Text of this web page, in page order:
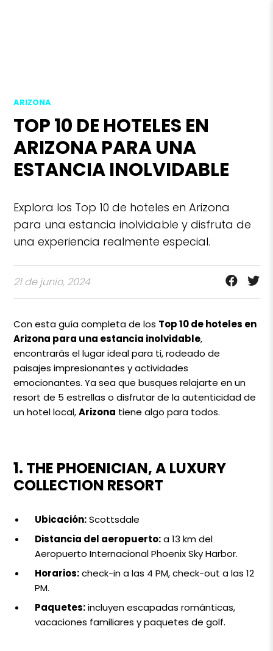
ARIZONA
TOP 10 DE HOTELES EN
ARIZONA PARA UNA
ESTANCIA INOLVIDABLE
Explora los Top 10 de hoteles en Arizona
para una estancia inolvidable y disfruta de
una experiencia realmente especial.
21 de junio, 2024
Con esta guía completa de los Top 10 de hoteles en
Arizona para una estancia inolvidable,
encontrarás el lugar ideal para ti, rodeado de
paisajes impresionantes y actividades
emocionantes. Ya sea que busques relajarte en un
resort de 5 estrellas o disfrutar de la autenticidad de
un hotel local,Arizona tiene algo para todos.
1. THE PHOENICIAN, A LUXURY
COLLECTION RESORT
Ubicación:Scottsdale
Distancia del aeropuerto:a 13 km del
Aeropuerto Internacional Phoenix Sky Harbor.
Horarios:check-in a las 4 PM, check-out a las 12
PM.
Paquetes:incluyen escapadas románticas,
vacaciones familiares y paquetes de golf.